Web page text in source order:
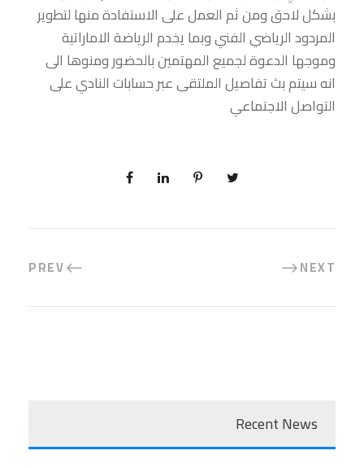
بشكل لاحق ومن ثم العمل على الاستفادة منها لتطوير
المردود الرياضي الفني وبما يخدم الرياضة الاماراتية
وموجها الدعوة لجميع المهتمين بالحضور ومنوها الى
انه سيتم بث تفاصيل الملتقى عبر حسابات النادي على
التواصل الاجتماعي
PREV NEXT
Recent News